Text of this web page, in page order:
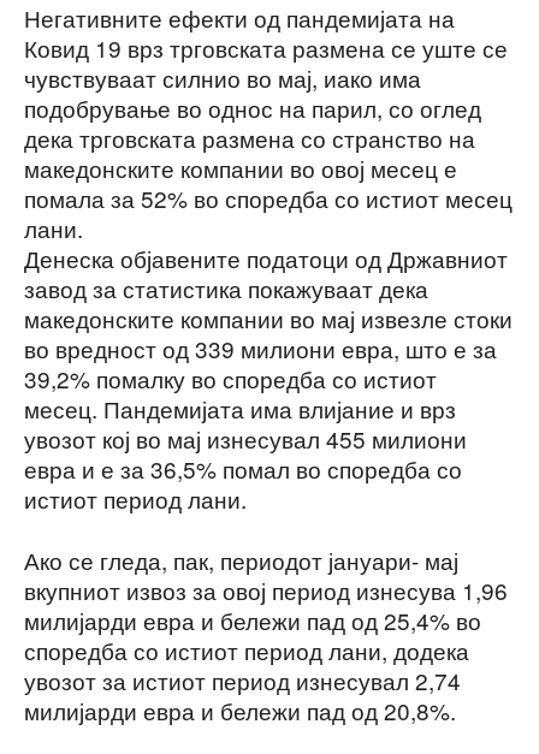
Негативните ефекти од пандемијата на
Ковид 19 врз трговската размена се уште се
чувствуваат силнио во мај, иако има
подобрување во однос на парил, со оглед
дека трговската размена со странство на
македонските компании во овој месец е
помала за 52% во споредба со истиот месец
лани.
Денеска објавените податоци од Државниот
завод за статистика покажуваат дека
македонските компании во мај извезле стоки
во вредност од 339 милиони евра, што е за
39,2% помалку во споредба со истиот
месец. Пандемијата има влијание и врз
увозот кој во мај изнесувал 455 милиони
евра и е за 36,5% помал во споредба со
истиот период лани.
Ако се гледа, пак, периодот јануари- мај
вкупниот извоз за овој период изнесува 1,96
милијарди евра и бележи пад од 25,4% во
споредба со истиот период лани, додека
увозот за истиот период изнесувал 2,74
милијарди евра и бележи пад од 20,8%.